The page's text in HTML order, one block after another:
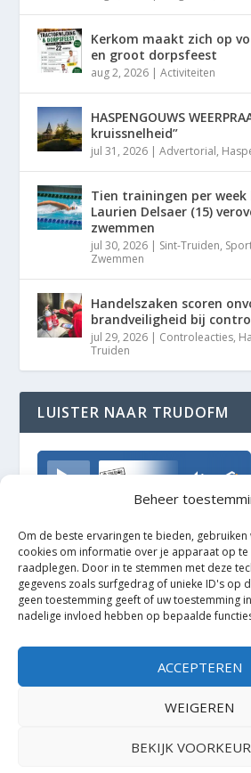
Beheer
Om de beste ervaringen te bieden,
cookies om informatie over je apparaat op te
raadplegen. Door in te stemmen met deze
gegevens zoals surfgedrag of unieke ID's op
geen toestemming geeft of uw toestemming
nadelige invloed hebben op bepaalde
ACCEPTEREN
WEIGEREN
BEKIJK
Kerkom maakt zich op
en groot dorpsfeest
aug 2, 2026 |Activiteiten
HASPENGOUWS
kruissnelheid”
jul 31, 2026 |Advertorial,
Tien trainingen per week
Laurien Delsaer (15)
zwemmen
jul 30, 2026 | Sint-Truiden,
Zwemmen
Handelszaken scoren
brandveiligheid bij
jul 29, 2026 | Controleacties,
Truiden
LUISTER NAAR TRUDOFM
TrudoFM
Elegant Themes|